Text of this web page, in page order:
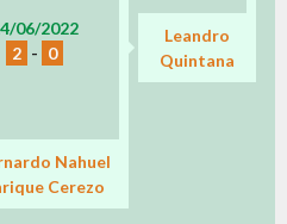
06/2022
2 - 0
Leandro
Quintana
Nahuel
Cerezo